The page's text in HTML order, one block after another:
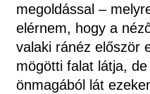
megoldással –
elérnem, hogy a
valaki ránéz először
mögötti falat látja,
önmagából lát